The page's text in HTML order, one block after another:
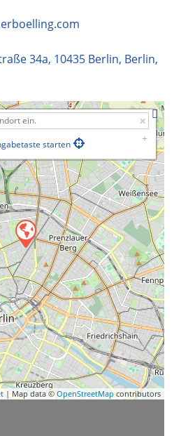
34a, 10435 Berlin, Berlin,
starten
| Map data © OpenStreetMap contributors